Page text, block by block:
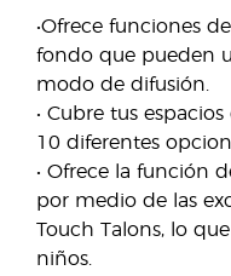
•Ofrece funciones
fondo que pueden
modo de difusión.
• Cubre tus
10 diferentes
• Ofrece la función
por medio de las
Touch Talons, lo
niños.